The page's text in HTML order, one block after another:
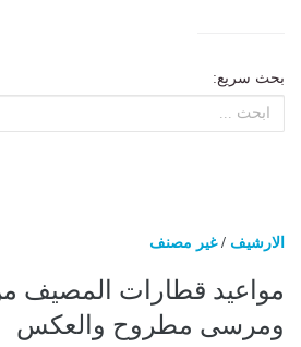
بحث سريع:
الارشيف /غير مصنف
مواعيد قطارات المصيف
ومرسى مطروح والعكس